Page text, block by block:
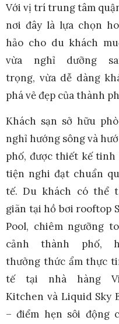
Với vị trí trung tâm
nơi đây là lựa chọn
hảo cho du khách
vừa nghỉ dưỡng
trọng, vừa dễ dàng
phá vẻ đẹp của thành
Khách sạn sở hữu
nghỉ hướng sông và
phố, được thiết kế tinh
tiện nghi đạt chuẩn
tế. Du khách có thể
giãn tại hồ bơi rooftop
Pool, chiêm ngưỡng
cảnh thành phố,
thưởng thức ẩm thực
tế tại nhà hàng
Kitchen và Liquid Sky
– điểm hẹn sôi động